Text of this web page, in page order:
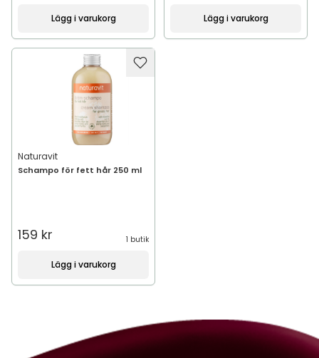
Lägg i varukorg Lägg i varukorg
Naturavit
Schampo för fett hår 250 ml
159 kr 1 butik
Lägg i varukorg